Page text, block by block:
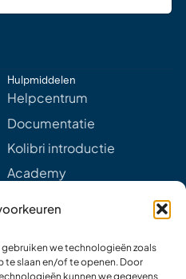
we technologieën zoals
slaan en/of te openen. Door
kunnen we gegevens
Hulpmiddelen
Helpcentrum
Documentatie
Kolibri introductie
Academy
Aankomende webinars &
events